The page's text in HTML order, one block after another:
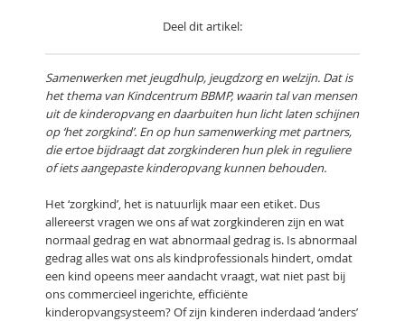
Deel dit artikel:
Samenwerken met jeugdhulp, jeugdzorg en welzijn. Dat is
het thema van Kindcentrum BBMP, waarin tal van mensen
uit de kinderopvang en daarbuiten hun licht laten schijnen
op ‘het zorgkind’. En op hun samenwerking met partners,
die ertoe bijdraagt dat zorgkinderen hun plek in reguliere
of iets aangepaste kinderopvang kunnen behouden.
Het ‘zorgkind’, het is natuurlijk maar een etiket. Dus
allereerst vragen we ons af wat zorgkinderen zijn en wat
normaal gedrag en wat abnormaal gedrag is. Is abnormaal
gedrag alles wat ons als kindprofessionals hindert, omdat
een kind opeens meer aandacht vraagt, wat niet past bij
ons commercieel ingerichte, efficiënte
kinderopvangsysteem? Of zijn kinderen inderdaad ‘anders’